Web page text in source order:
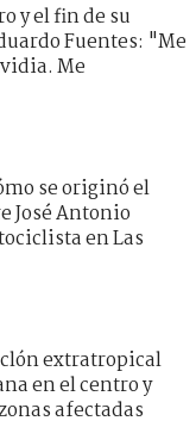
y el fin de su
Fuentes: "Me
Me
se originó el
José Antonio
en Las
extratropical
en el centro y
afectadas